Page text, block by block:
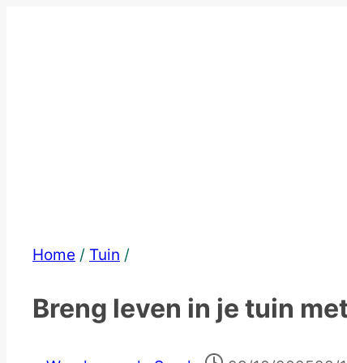
Home / Tuin /
Breng leven in je tuin